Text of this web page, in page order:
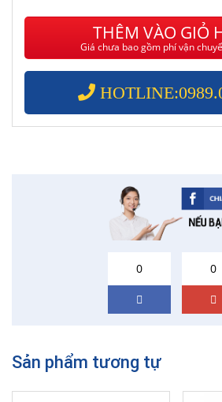
THÊM VÀO GIỎ
Giá chưa bao gồm phí vận
0 0
Sản phẩm tương tự